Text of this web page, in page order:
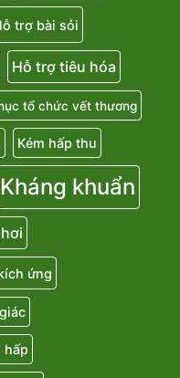
trợ bài sỏi
Hỗ trợ tiêu hóa
tổ chức vết thương
Kém hấp thu
Kháng khuẩn
ứng
hấp